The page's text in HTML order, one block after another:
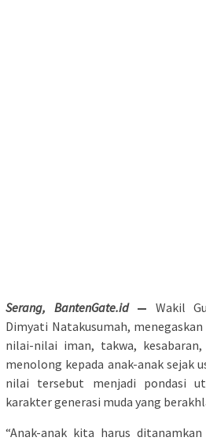
Serang, BantenGate.id— Wakil
Dimyati Natakusumah,
nilai-nilai iman, takwa,
menolong kepada anak-anak sejak
nilai tersebut menjadi pondasi
karakter generasi muda yang
“Anak-anak kita harus